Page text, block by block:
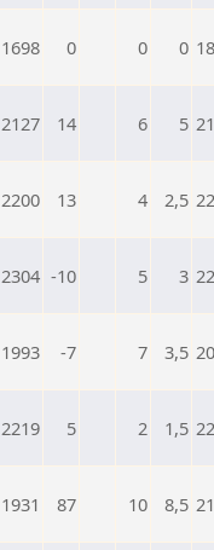
1698 0 0 0
2127 14 6 5
2200 13 4 2,5
2304 -10 5 3
1993 -7 7 3,5
2219 5 2 1,5
1931 87 10 8,5